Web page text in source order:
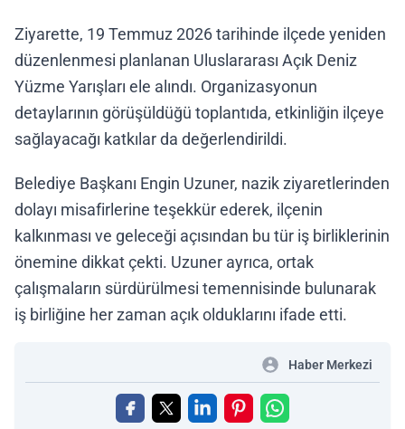
Ziyarette, 19 Temmuz 2026 tarihinde ilçede yeniden
düzenlenmesi planlanan Uluslararası Açık Deniz
Yüzme Yarışları ele alındı. Organizasyonun
detaylarının görüşüldüğü toplantıda, etkinliğin ilçeye
sağlayacağı katkılar da değerlendirildi.
Belediye Başkanı Engin Uzuner, nazik ziyaretlerinden
dolayı misafirlerine teşekkür ederek, ilçenin
kalkınması ve geleceği açısından bu tür iş birliklerinin
önemine dikkat çekti. Uzuner ayrıca, ortak
çalışmaların sürdürülmesi temennisinde bulunarak
iş birliğine her zaman açık olduklarını ifade etti.
Haber Merkezi